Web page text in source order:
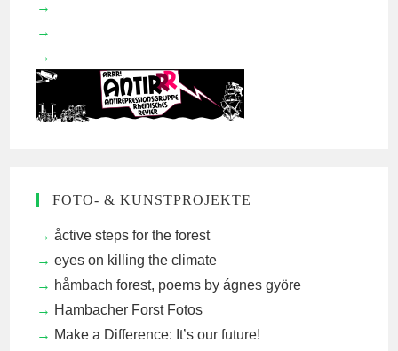
FOTO- & KUNSTPROJEKTE
åctive steps for the forest
eyes on killing the climate
håmbach forest, poems by ágnes györe
Hambacher Forst Fotos
Make a Difference: It’s our future!